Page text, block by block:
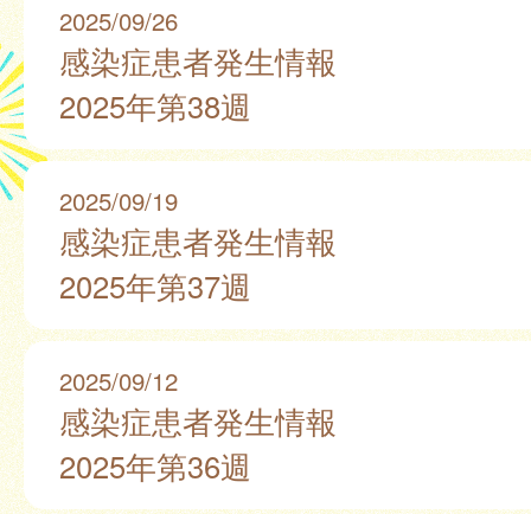
2025/09/26
感染症患者発生情報
2025年第38週
2025/09/19
感染症患者発生情報
2025年第37週
2025/09/12
感染症患者発生情報
2025年第36週